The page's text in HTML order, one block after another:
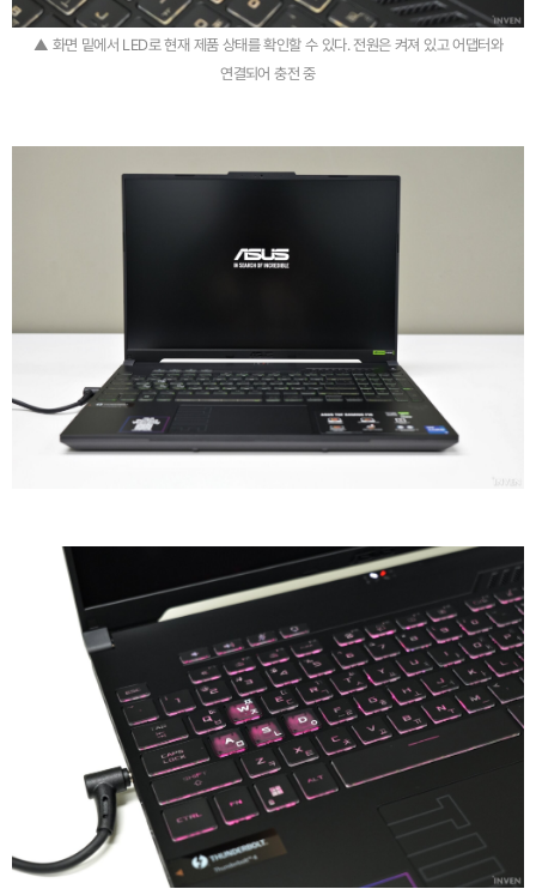
▲ 화면 밑에서 LED로 현재 제품 상태를 확인할 수 있다. 전원은 켜져 있고 어댑터와
연결되어 충전 중